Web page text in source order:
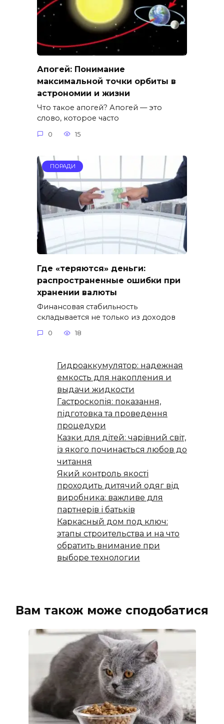
Апогей: Понимание
максимальной точки орбиты в
астрономии и жизни
Что такое апогей? Апогей — это
слово, которое часто
0 15
ПОРАДИ
Где «теряются» деньги:
распространенные ошибки при
хранении валюты
Финансовая стабильность
складывается не только из доходов
0 18
Гидроаккумулятор: надежная
емкость для накопления и
выдачи жидкости
Гастроскопія: показання,
підготовка та проведення
процедури
Казки для дітей: чарівний світ,
із якого починається любов до
читання
Який контроль якості
проходить дитячий одяг від
виробника: важливе для
партнерів і батьків
Каркасный дом под ключ:
этапы строительства и на что
обратить внимание при
выборе технологии
Вам також може сподобатися